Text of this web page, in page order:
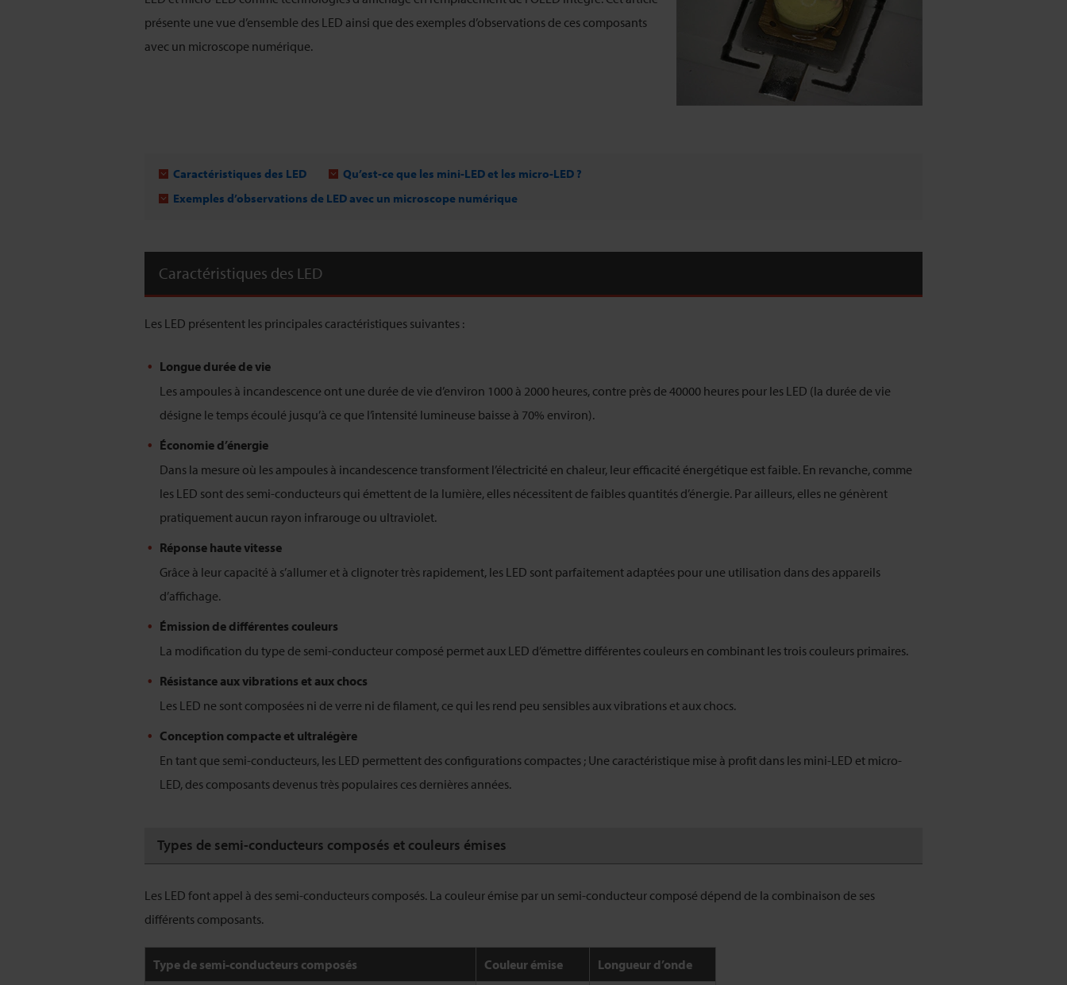
présente une vue d’ensemble des LED ainsi que des exemples d’observations de ces composants
avec un microscope numérique.
Caractéristiques des LED
Qu’est-ce que les mini-LED et les micro-LED ?
Exemples d’observations de LED avec un microscope numérique
Caractéristiques des LED
Les LED présentent les principales caractéristiques suivantes :
Longue durée de vie
Les ampoules à incandescence ont une durée de vie d’environ 1000 à 2000 heures, contre près de 40000 heures pour les LED (la durée de vie
désigne le temps écoulé jusqu’à ce que l’intensité lumineuse baisse à 70% environ).
Économie d’énergie
Dans la mesure où les ampoules à incandescence transforment l’électricité en chaleur, leur efficacité énergétique est faible. En revanche, comme
les LED sont des semi-conducteurs qui émettent de la lumière, elles nécessitent de faibles quantités d’énergie. Par ailleurs, elles ne génèrent
pratiquement aucun rayon infrarouge ou ultraviolet.
Réponse haute vitesse
Grâce à leur capacité à s’allumer et à clignoter très rapidement, les LED sont parfaitement adaptées pour une utilisation dans des appareils
d’affichage.
Émission de différentes couleurs
La modification du type de semi-conducteur composé permet aux LED d’émettre différentes couleurs en combinant les trois couleurs primaires.
Résistance aux vibrations et aux chocs
Les LED ne sont composées ni de verre ni de filament, ce qui les rend peu sensibles aux vibrations et aux chocs.
Conception compacte et ultralégère
En tant que semi-conducteurs, les LED permettent des configurations compactes ; Une caractéristique mise à profit dans les mini-LED et micro-
LED, des composants devenus très populaires ces dernières années.
Types de semi-conducteurs composés et couleurs émises
Les LED font appel à des semi-conducteurs composés. La couleur émise par un semi-conducteur composé dépend de la combinaison de ses
différents composants.
Type de semi-conducteurs composés Couleur émise Longueur d’onde